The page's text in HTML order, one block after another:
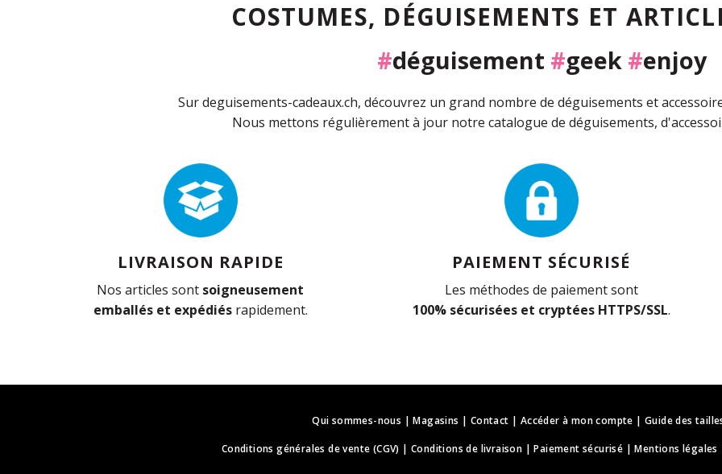
COSTUMES, DÉGUISEMENTS ET
#déguisement #geek #enjoy
Sur deguisements-cadeaux.ch, découvrez un grand nombre de déguisements et
Nous mettons régulièrement à jour notre catalogue de déguisements,
LIVRAISON RAPIDE
Nos articles sont soigneusement
emballés et expédiésrapidement.
PAIEMENT SÉCURISÉ
Les méthodes de paiement sont
100% sécurisées et cryptées HTTPS/SSL.
Qui sommes-nous |Magasins | Contact | Accéder à mon compte |Guide des
Conditions générales de vente (CGV) | Conditions de livraison |Paiement sécurisé |Mentions légales